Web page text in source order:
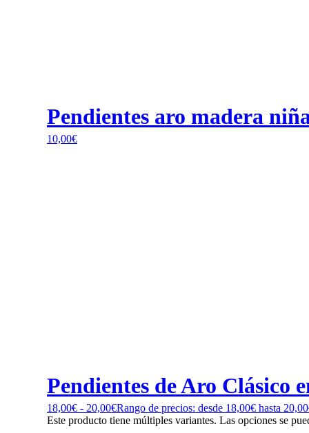
Pendientes aro madera
10,00€
Pendientes de Aro Clásico
18,00€ - 20,00€Rango de precios: desde 18,00€ hasta
Este producto tiene múltiples variantes. Las opciones se